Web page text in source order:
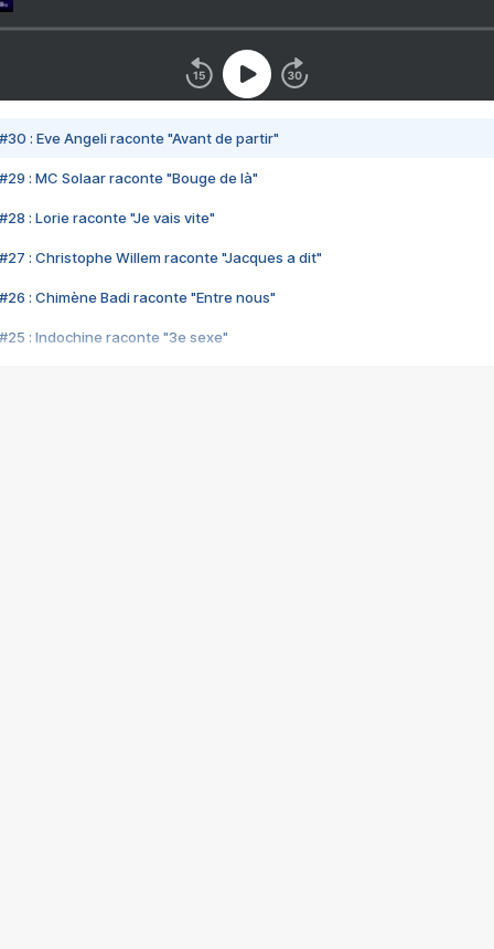
#30 : Eve Angeli raconte "Avant de partir"
#29 : MC Solaar raconte "Bouge de là"
#28 : Lorie raconte "Je vais vite"
#27 : Christophe Willem raconte "Jacques a dit"
#26 : Chimène Badi raconte "Entre nous"
#25 : Indochine raconte "3e sexe"